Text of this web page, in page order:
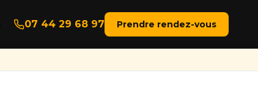
07 44 29 68 97 Prendre rendez-vous